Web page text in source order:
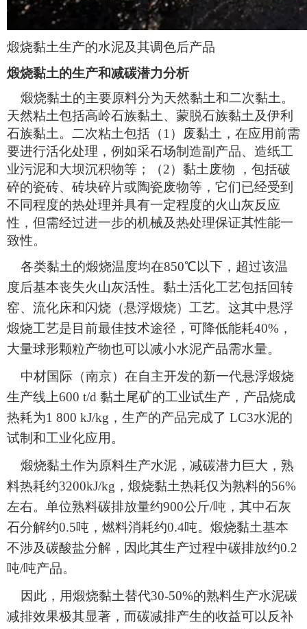
煅烧黏土生产的水泥及其调色后产品
煅烧黏土的生产和减碳潜力分析
煅烧黏土的主要原料分为天然黏土和二次黏土。
天然粘土包括高岭石族黏土、蒙脱石族黏土及伊利
石族黏土。二次粘土包括（1）废黏土，在应用前需
要进行活化处理，例如采石场制造副产品、造纸工
业污泥和大坝沉积物等；（2）黏土废物 ，包括破
碎的瓷砖、砖块碎片或陶瓷废物等，它们已经受到
不同程度的热处理并具有一定程度的火山灰反应
性，但需经过进一步的机械及热处理保证其性能一
致性。
各类黏土的煅烧温度均在850℃以下，超过该温
度后基本丧失火山灰活性。黏土活化工艺包括回转
窑、流化床和闪烧（悬浮煅烧）工艺。这其中悬浮
煅烧工艺是目前最佳技术途径，可降低能耗40%，
大量球形颗粒产物也可以减小水泥产品需水量。
中材国际（南京）在自主开发的新一代悬浮煅烧
生产线上600 t/d 黏土尾矿的工业试生产，产品烧成
热耗为1 800 kJ/kg，生产的产品完成了 LC3水泥的
试制和工业化应用。
煅烧黏土作为原料生产水泥，减碳潜力巨大，熟
料热耗约3200kJ/kg，煅烧黏土热耗仅为熟料的56%
左右。单位熟料碳排放量约900公斤/吨，其中石灰
石分解约0.5吨，燃料消耗约0.4吨。煅烧黏土基本
不涉及碳酸盐分解，因此其生产过程中碳排放约0.2
吨/吨产品。
因此，用煅烧黏土替代30-50%的熟料生产水泥碳
减排效果极其显著，而碳减排产生的收益可以反补